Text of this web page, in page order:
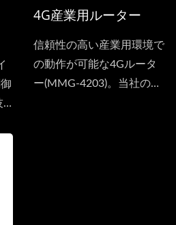
今ではスマートフォンから
直接ゲートを開けることが
感を兼ね備えています。
4G産業用ルーター
信頼性の高い産業用環境で
の動作が可能な4Gルータ
ー(MMG-4203)。当社の製